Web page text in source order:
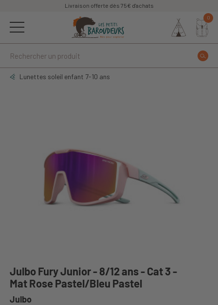
Livraison offerte dès 75€ d'achats
0
Lunettes soleil enfant 7-10 ans
Julbo Fury Junior - 8/12 ans - Cat 3 -
Mat Rose Pastel/Bleu Pastel
Julbo